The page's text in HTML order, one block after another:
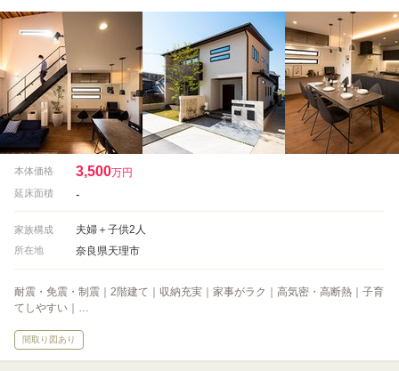
本体価格 3,500万円
延床面積 -
家族構成 夫婦＋子供2人
所在地 奈良県天理市
耐震・免震・制震｜2階建て｜収納充実｜家事がラク｜高気密・高断熱｜子育
てしやすい｜…
間取り図あり